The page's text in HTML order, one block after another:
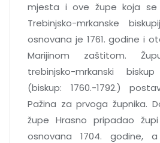
mjesta i ove župe koja se
Trebinjsko-mrkanske
osnovana je 1761. godine i
Marijinom zaštitom.
trebinjsko-mrkanski
(biskup: 1760.-1792.)
Pažina za prvoga župnika.
župe Hrasno pripadao
osnovana 1704. godine,